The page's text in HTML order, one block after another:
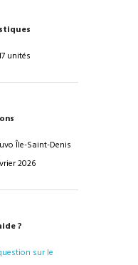
unités
Île-Saint-Denis
2026
?
sur le